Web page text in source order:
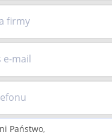
firmy
e-mail